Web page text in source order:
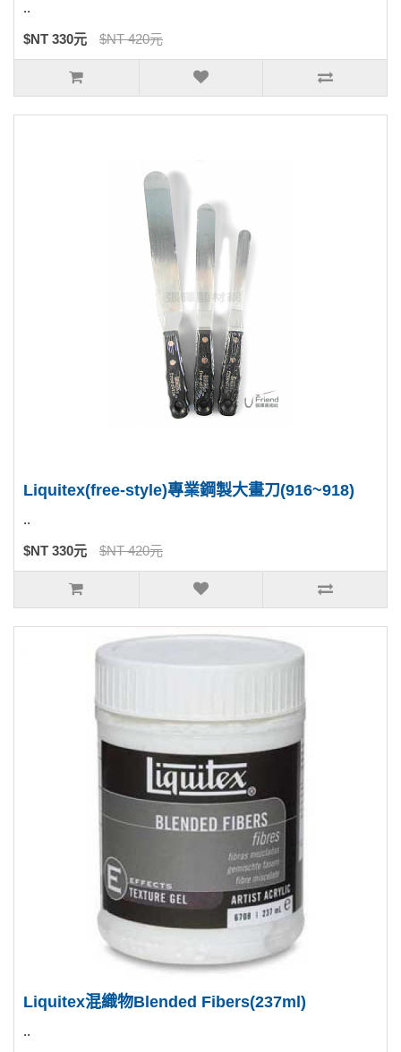
..
$NT 330元 $NT 420元
Liquitex(free-style)專業鋼製大畫刀(916~918)
..
$NT 330元 $NT 420元
Liquitex混織物Blended Fibers(237ml)
..